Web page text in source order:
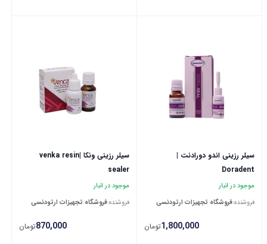
سیلر رزینی اندو دورادنت |
Doradent
موجود در انبار
فروشنده:فروشگاه تجهیزات ارتودنسی
1,800,000تومان
سیلر رزینی ونکا |venka resin
sealer
موجود در انبار
فروشنده:فروشگاه تجهیزات ارتودنسی
870,000تومان